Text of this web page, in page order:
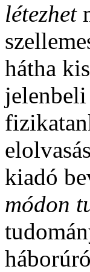
létezhet
hátha
kiadó
módon